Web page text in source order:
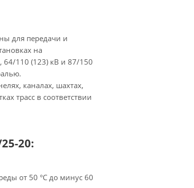
для передачи и
на
64/110 (123) кВ и 87/150
каналах, шахтах,
трасс в соответствии
20:
от 50 °С до минус 60